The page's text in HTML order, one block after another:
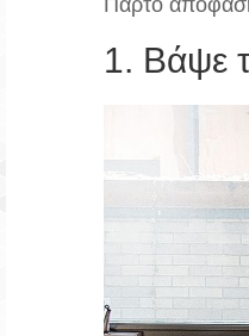
1. Βάψε